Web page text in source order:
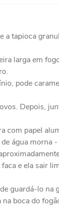
tapioca
larga em
pode
Depois,
com papel
água morna
e ela sair
guardá-lo na
boca do